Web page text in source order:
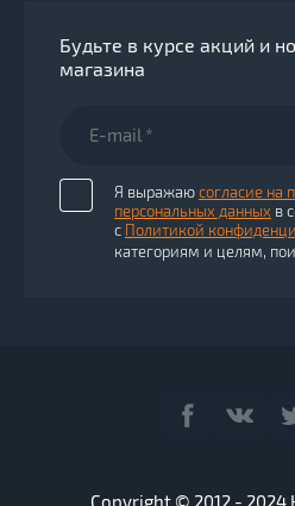
Будьте в курсе акций и
магазина
Я выражаюсогласие на
персональных данных в
с Политикой
категориям и целям,